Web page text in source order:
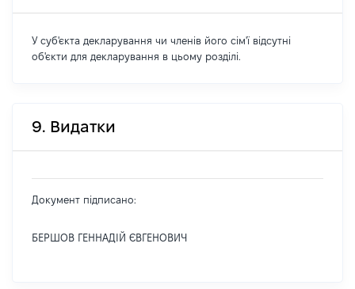
У суб'єкта декларування чи членів його сім'ї відсутні
об'єкти для декларування в цьому розділі.
9. Видатки
Документ підписано:
БЕРШОВ ГЕННАДІЙ ЄВГЕНОВИЧ